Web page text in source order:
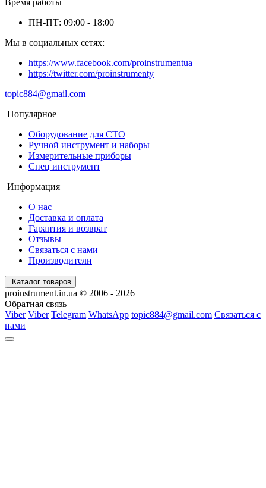
ПН-ПТ: 09:00 - 18:00
Мы в социальных сетях:
https://www.facebook.com/proinstrumentua
https://twitter.com/proinstrumenty
topic884@gmail.com
Популярное
Оборудование для СТО
Ручной инструмент и наборы
Измерительные приборы
Спец инструмент
Информация
О нас
Доставка и оплата
Гарантия и возврат
Отзывы
Связаться с нами
Производители
Каталог товаров
proinstrument.in.ua © 2006 - 2026
Обратная связь
Viber Viber Telegram WhatsApp topic884@gmail.com Связаться с
нами